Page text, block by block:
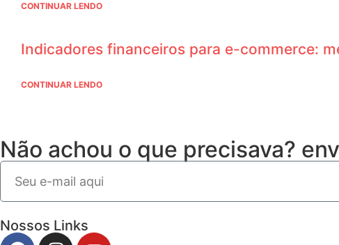
CONTINUAR LENDO
Indicadores financeiros para e-commerce:
CONTINUAR LENDO
Não achou o que precisava?
Nossos Links